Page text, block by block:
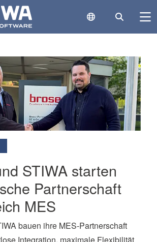
Language Switch
Search
STIWA starten
Partnerschaft
MES
bauen ihre MES-Partnerschaft